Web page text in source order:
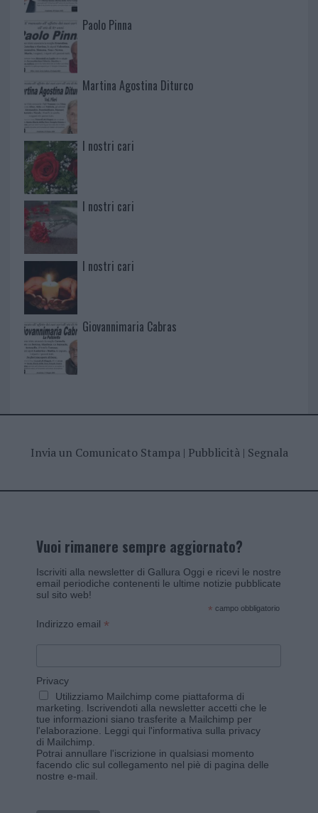
Paolo Pinna
Martina Agostina Diturco
I nostri cari
I nostri cari
I nostri cari
Giovannimaria Cabras
Invia un Comunicato Stampa| Pubblicità| Segnala
Vuoi rimanere sempre aggiornato?
Iscriviti alla newsletter di Gallura Oggi e ricevi le nostre
email periodiche contenenti le ultime notizie pubblicate
sul sito web!
* campo obbligatorio
Indirizzo email *
Privacy
Utilizziamo Mailchimp come piattaforma di
marketing. Iscrivendoti alla newsletter accetti che le
tue informazioni siano trasferite a Mailchimp per
l'elaborazione. Leggi qui l'informativa sulla privacy
di Mailchimp
Potrai annullare l'iscrizione in qualsiasi momento
facendo clic sul collegamento nel piè di pagina delle
nostre e-mail.